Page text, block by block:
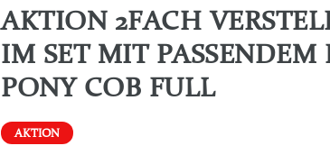
AKTION 2FACH
IM SET MIT PASSENDEM
PONY COB FULL
AKTION